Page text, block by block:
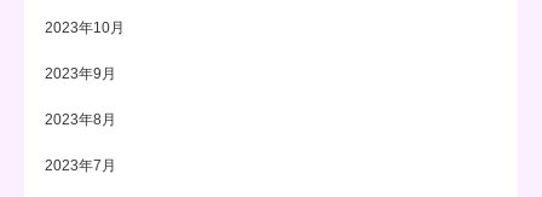
2023年10月
2023年9月
2023年8月
2023年7月